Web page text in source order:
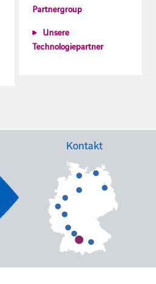
Partnergroup
Unsere
Technologiepartner
Kontakt